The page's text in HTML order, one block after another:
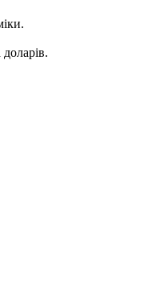
доларів.